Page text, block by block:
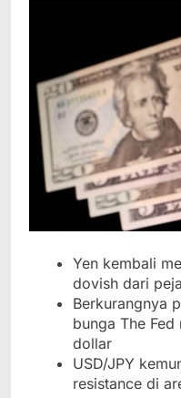
Yen kembali
dovish dari
Berkurangnya
bunga The
dollar
USD/JPY
resistance di